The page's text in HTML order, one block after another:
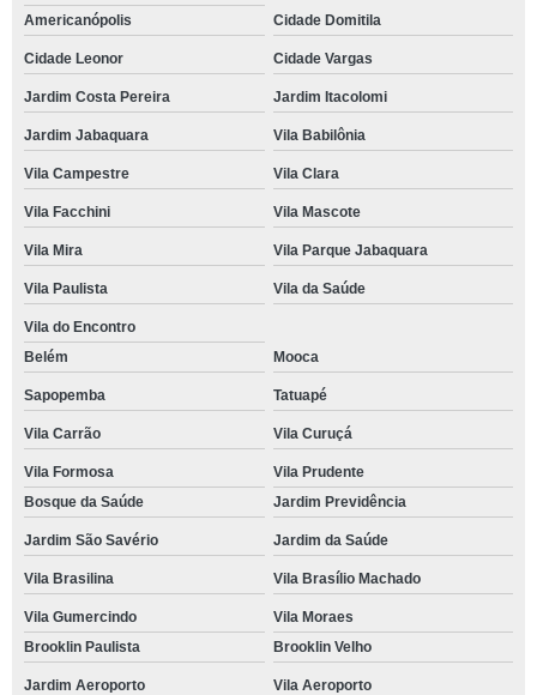
Americanópolis
Cidade Domitila
Cidade Leonor Cidade Vargas
Jardim Costa Pereira Jardim Itacolomi
Jardim Jabaquara Vila Babilônia
Vila Campestre Vila Clara
Vila Facchini Vila Mascote
Vila Mira Vila Parque Jabaquara
Vila Paulista Vila da Saúde
Vila do Encontro
Belém
Mooca
Sapopemba Tatuapé
Vila Carrão Vila Curuçá
Vila Formosa
Vila Prudente
Bosque da Saúde
Jardim Previdência
Jardim São Savério Jardim da Saúde
Vila Brasilina Vila Brasílio Machado
Vila Gumercindo
Vila Moraes
Brooklin Paulista
Brooklin Velho
Jardim Aeroporto Vila Aeroporto